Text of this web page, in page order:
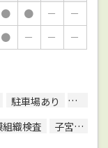
● ● －
－
● － － －
駐車場あり
予約可
織検査 子宮頸がん検診